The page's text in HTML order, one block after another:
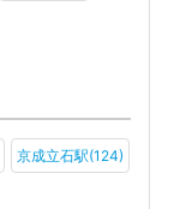
京成立石駅(124)